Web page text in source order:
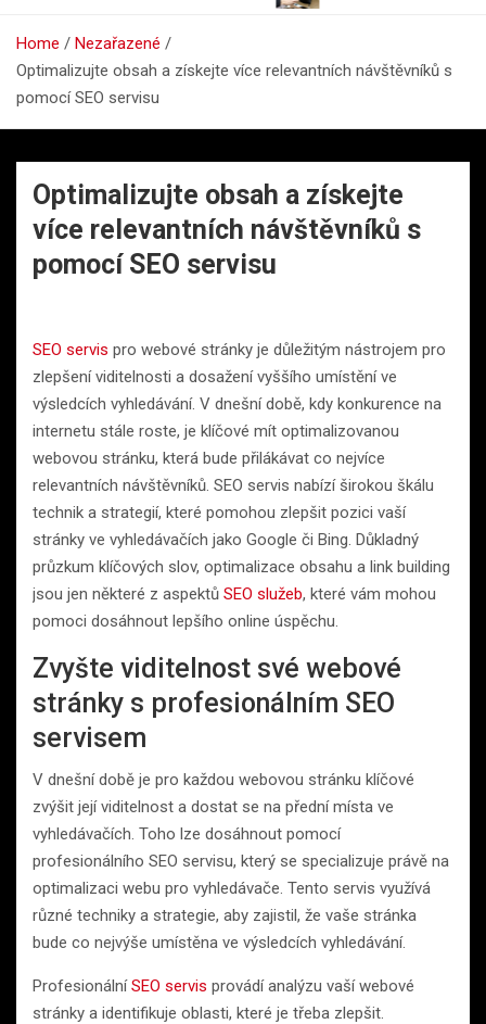
Home
Nezařazené
Optimalizujte obsah a získejte více relevantních návštěvníků s
pomocí SEO servisu
Optimalizujte obsah a získejte
více relevantních návštěvníků s
pomocí SEO servisu
SEO servis pro webové stránky je důležitým nástrojem pro
zlepšení viditelnosti a dosažení vyššího umístění ve
výsledcích vyhledávání. V dnešní době, kdy konkurence na
internetu stále roste, je klíčové mít optimalizovanou
webovou stránku, která bude přilákávat co nejvíce
relevantních návštěvníků. SEO servis nabízí širokou škálu
technik a strategií, které pomohou zlepšit pozici vaší
stránky ve vyhledávačích jako Google či Bing. Důkladný
průzkum klíčových slov, optimalizace obsahu a link building
jsou jen některé z aspektů SEO služeb, které vám mohou
pomoci dosáhnout lepšího online úspěchu.
Zvyšte viditelnost své webové
stránky s profesionálním SEO
servisem
V dnešní době je pro každou webovou stránku klíčové
zvýšit její viditelnost a dostat se na přední místa ve
vyhledávačích. Toho lze dosáhnout pomocí
profesionálního SEO servisu, který se specializuje právě na
optimalizaci webu pro vyhledávače. Tento servis využívá
různé techniky a strategie, aby zajistil, že vaše stránka
bude co nejvýše umístěna ve výsledcích vyhledávání.
ProfesionálníSEO servis provádí analýzu vaší webové
stránky a identifikuje oblasti, které je třeba zlepšit.